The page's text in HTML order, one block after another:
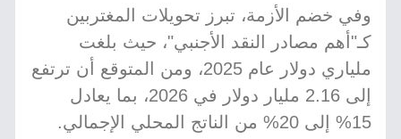
وفي خضم الأزمة، تبرز تحويلات المغتربين
كـ"أهم مصادر النقد الأجنبي"، حيث بلغت
ملياري دولار عام 2025، ومن المتوقع أن ترتفع
إلى 2.16 مليار دولار في 2026، بما يعادل
15% إلى 20% من الناتج المحلي الإجمالي.